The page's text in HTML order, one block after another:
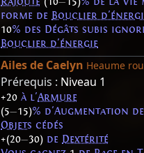
forme de Bouclier
10% des Dégâts subis
Bouclier d'énergie
Ailes de Caelyn Heaume
Prérequis : Niveau 1
+20 à l'Armure
(5—15)% d'Augmentation
Objets cédés
+(20—30) de Dextérité